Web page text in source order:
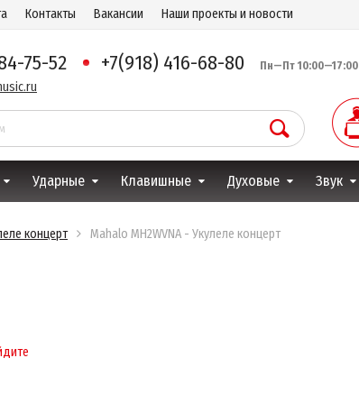
Контакты Вакансии Наши проекты и новости
75-52 +7(918) 416-68-80 Пн—Пт 10:00—17:00
Ударные Клавишные Духовые Звук
концерт Mahalo MH2WVNA - Укулеле концерт